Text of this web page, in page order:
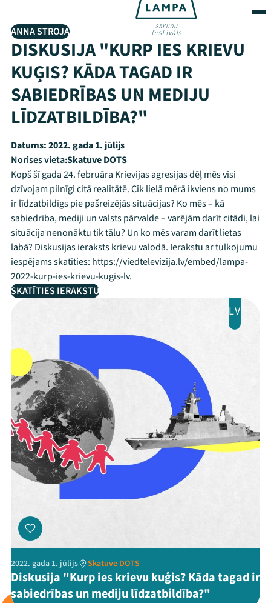
ANNA STROJA
DISKUSIJA "KURP IES KRIEVU
KUĢIS? KĀDA TAGAD IR
SABIEDRĪBAS UN MEDIJU
LĪDZATBILDĪBA?"
Datums:2022. gada 1. jūlijs
Norises vieta:Skatuve DOTS
Kopš šī gada 24. februāra Krievijas agresijas dēļ mēs visi
dzīvojam pilnīgi citā realitātē. Cik lielā mērā ikviens no mums
ir līdzatbildīgs pie pašreizējās situācijas? Ko mēs – kā
sabiedrība, mediji un valsts pārvalde – varējām darīt citādi, lai
situācija nenonāktu tik tālu? Un ko mēs varam darīt lietas
labā? Diskusijas ieraksts krievu valodā. Ierakstu ar tulkojumu
iespējams skatīties: https://viedtelevizija.lv/embed/lampa-
2022-kurp-ies-krievu-kugis-lv.
SKATĪTIES IERAKSTU
LV
2022. gada 1. jūlijs Skatuve DOTS
Diskusija "Kurp ies krievu kuģis? Kāda tagad ir
sabiedrības un mediju līdzatbildība?"